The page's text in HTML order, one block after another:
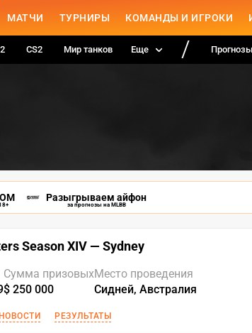
МАТЧИ ТУРНИРЫ КОМАНДЫ И ИГРОКИ
CS2 Мир танков Еще Прогнозы
Разыгрываем айфон
за прогнозы на MLBB
Season XIV — Sydney
Сумма призовых
$ 250 000
Место проведения
Сидней, Австралия
НОВОСТИ РЕЗУЛЬТАТЫ